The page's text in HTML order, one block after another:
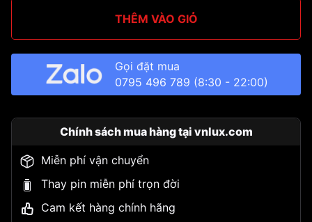
THÊM VÀO GIỎ
Gọi đặt mua
0795 496 789 (8:30 - 22:00)
Chính sách mua hàng tại vnlux.com
Miễn phí vận chuyển
Thay pin miễn phí trọn đời
Cam kết hàng chính hãng